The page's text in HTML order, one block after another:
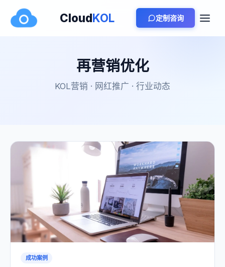
CloudKOL 定制咨询
再营销优化
KOL营销 · 网红推广 · 行业动态
成功案例